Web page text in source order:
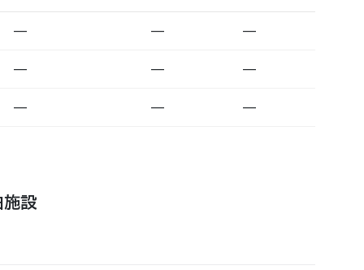
— — —
— — —
— — —
施設